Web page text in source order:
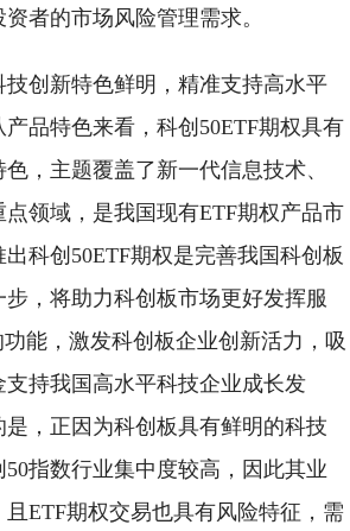
者的市场风险管理需求。
创新特色鲜明，精准支持高水平
品特色来看，科创50ETF期权具有
，主题覆盖了新一代信息技术、
领域，是我国现有ETF期权产品市
科创50ETF期权是完善我国科创板
，将助力科创板市场更好发挥服
能，激发科创板企业创新活力，吸
支持我国高水平科技企业成长发
是，正因为科创板具有鲜明的科技
指数行业集中度较高，因此其业
ETF期权交易也具有风险特征，需